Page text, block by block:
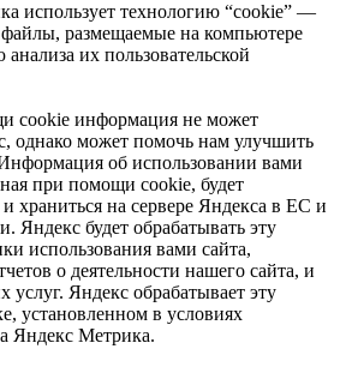
использует технологию “cookie” —
размещаемые на компьютере
их пользовательской
cookie информация не может
однако может помочь нам улучшить
об использовании вами
при помощи cookie, будет
храниться на сервере Яндекса в ЕС и
Яндекс будет обрабатывать эту
использования вами сайта,
о деятельности нашего сайта, и
услуг. Яндекс обрабатывает эту
установленном в условиях
Яндекс Метрика.